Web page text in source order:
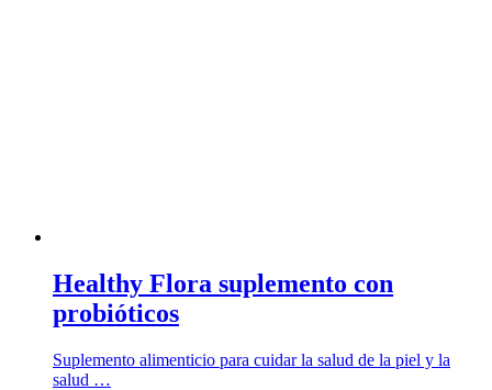
Healthy Flora suplemento con
probióticos
Suplemento alimenticio para cuidar la salud de la piel y la
salud …